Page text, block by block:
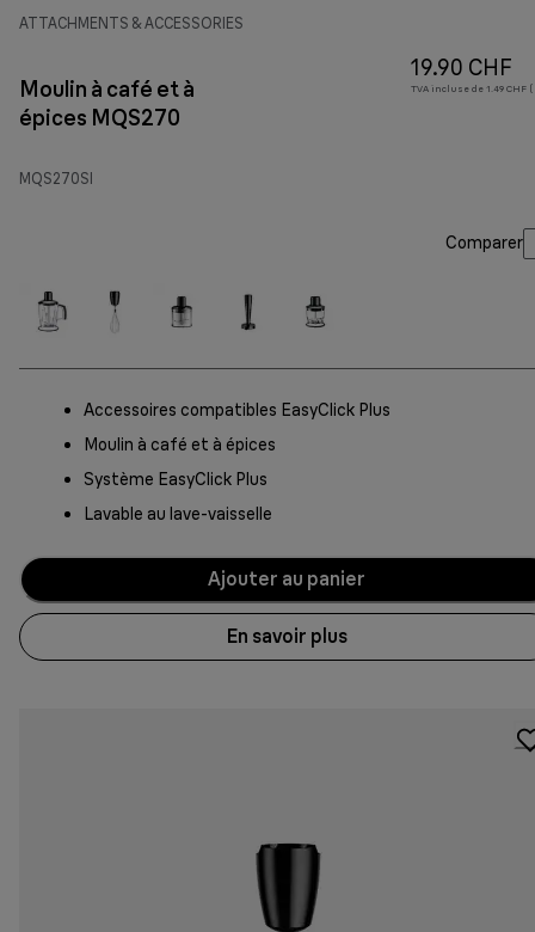
ATTACHMENTS & ACCESSORIES
Moulin à café et à
épices MQS270
MQS270SI
19.90 CHF
TVA incluse de 1.49 CHF (
Comparer
Accessoires compatibles EasyClick Plus
Moulin à café et à épices
Système EasyClick Plus
Lavable au lave-vaisselle
Ajouter au panier
En savoir plus